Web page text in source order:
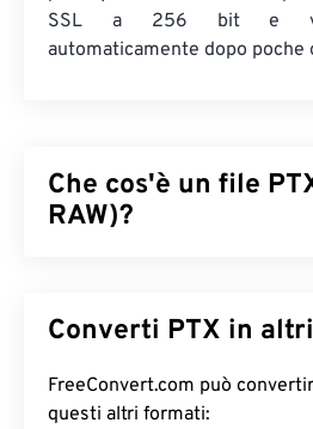
SSL a 256 bit e
automaticamente dopo poche
Che cos'è un file
RAW)?
compresso, prodotto da alcune
immagini di alta qualità, la
informazioni, facilità di
Converti PTX
FreeConvert.com può convertire i
questi altri formati: